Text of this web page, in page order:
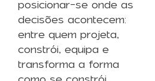
posicionar-se onde as
decisões acontecem:
entre quem projeta,
constrói, equipa e
transforma a forma